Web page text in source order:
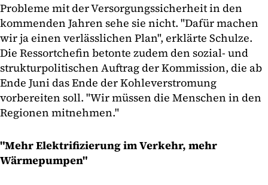
Probleme mit der Versorgungssicherheit in den
kommenden Jahren sehe sie nicht. "Dafür machen
wir ja einen verlässlichen Plan", erklärte Schulze.
Die Ressortchefin betonte zudem den sozial- und
strukturpolitischen Auftrag der Kommission, die ab
Ende Juni das Ende der Kohleverstromung
vorbereiten soll. "Wir müssen die Menschen in den
Regionen mitnehmen."
"Mehr Elektrifizierung im Verkehr, mehr
Wärmepumpen"